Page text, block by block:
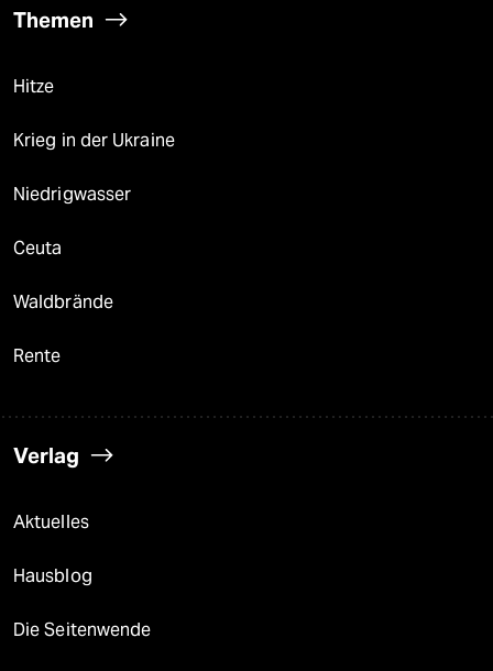
Themen
Hitze
Krieg in der Ukraine
Niedrigwasser
Ceuta
Waldbrände
Rente
Verlag
Aktuelles
Hausblog
Die Seitenwende